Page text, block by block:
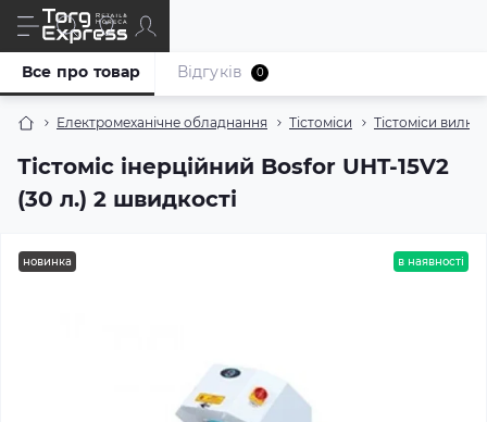
Електромеханічне обладнання Тістоміси Тістоміси
Тістоміс інерційний Bosfor UHT-15V2
(30 л.) 2 швидкості
Все про товар Відгуків 0
новинка в наявності